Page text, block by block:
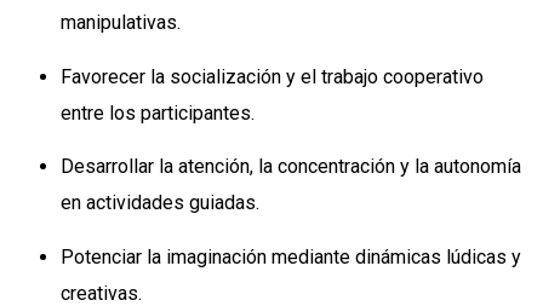
manipulativas.
Favorecer la socialización y el trabajo cooperativo
entre los participantes.
Desarrollar la atención, la concentración y la autonomía
en actividades guiadas.
Potenciar la imaginación mediante dinámicas lúdicas y
creativas.